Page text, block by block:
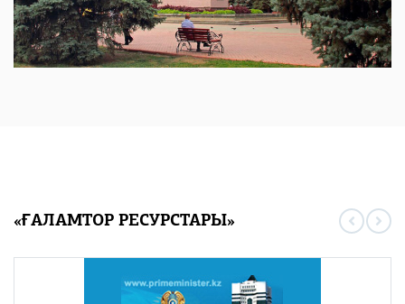
«ҒАЛАМТОР РЕСУРСТАРЫ»